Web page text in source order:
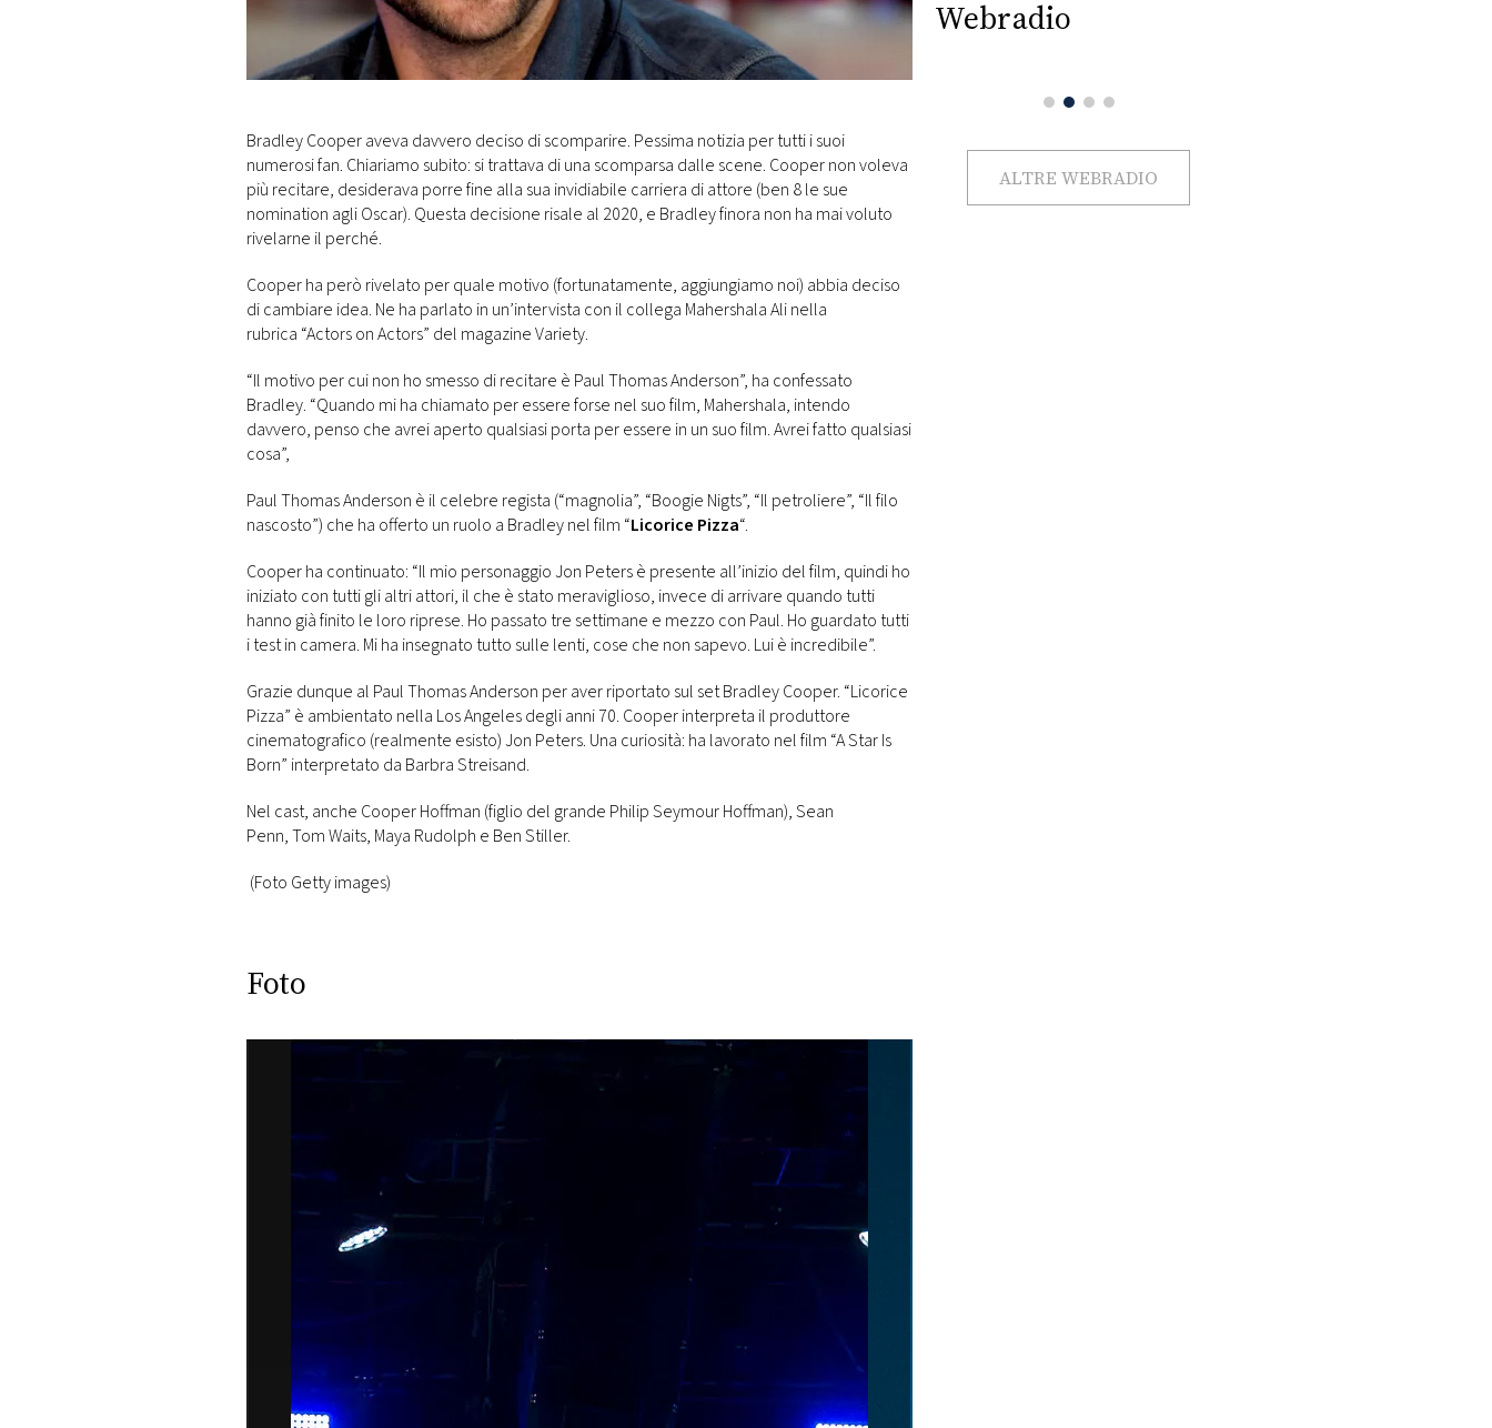
DI
MONACO
Bradley Cooper aveva davvero deciso di scomparire. Pessima notizia per tutti i suoi
numerosi fan. Chiariamo subito: si trattava di una scomparsa dalle scene. Cooper non voleva
più recitare, desiderava porre fine alla sua invidiabile carriera di attore (ben 8 le sue
nomination agli Oscar). Questa decisione risale al 2020, e Bradley finora non ha mai voluto
rivelarne il perché.
Cooper ha però rivelato per quale motivo (fortunatamente, aggiungiamo noi) abbia deciso
di cambiare idea. Ne ha parlato in un’intervista con il collega Mahershala Ali nella
rubrica “Actors on Actors” del magazine Variety.
“Il motivo per cui non ho smesso di recitare è Paul Thomas Anderson”, ha confessato
Bradley. “Quando mi ha chiamato per essere forse nel suo film, Mahershala, intendo
davvero, penso che avrei aperto qualsiasi porta per essere in un suo film. Avrei fatto qualsiasi
cosa”,
Paul Thomas Anderson è il celebre regista (“magnolia”, “Boogie Nigts”, “Il petroliere”, “Il filo
nascosto”) che ha offerto un ruolo a Bradley nel film “Licorice Pizza“.
Cooper ha continuato: “Il mio personaggio Jon Peters è presente all’inizio del film, quindi ho
iniziato con tutti gli altri attori, il che è stato meraviglioso, invece di arrivare quando tutti
hanno già finito le loro riprese. Ho passato tre settimane e mezzo con Paul. Ho guardato tutti
i test in camera. Mi ha insegnato tutto sulle lenti, cose che non sapevo. Lui è incredibile”.
Grazie dunque al Paul Thomas Anderson per aver riportato sul set Bradley Cooper. “Licorice
Pizza” è ambientato nella Los Angeles degli anni 70. Cooper interpreta il produttore
cinematografico (realmente esisto) Jon Peters. Una curiosità: ha lavorato nel film “A Star Is
Born” interpretato da Barbra Streisand.
Nel cast, anche Cooper Hoffman (figlio del grande Philip Seymour Hoffman), Sean
Penn, Tom Waits, Maya Rudolph e Ben Stiller.
(Foto Getty images)
Foto
Webradio
ALTRE WEBRADIO